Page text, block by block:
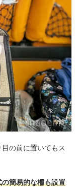
の前に置いてもス
簡易的な柵も設置